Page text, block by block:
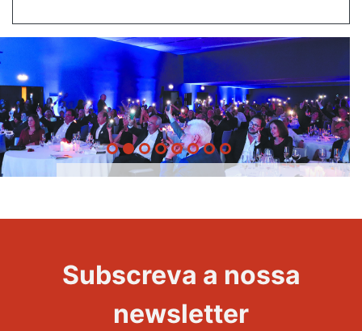
Evento
Maravilhas
Subscreva a nossa
newsletter